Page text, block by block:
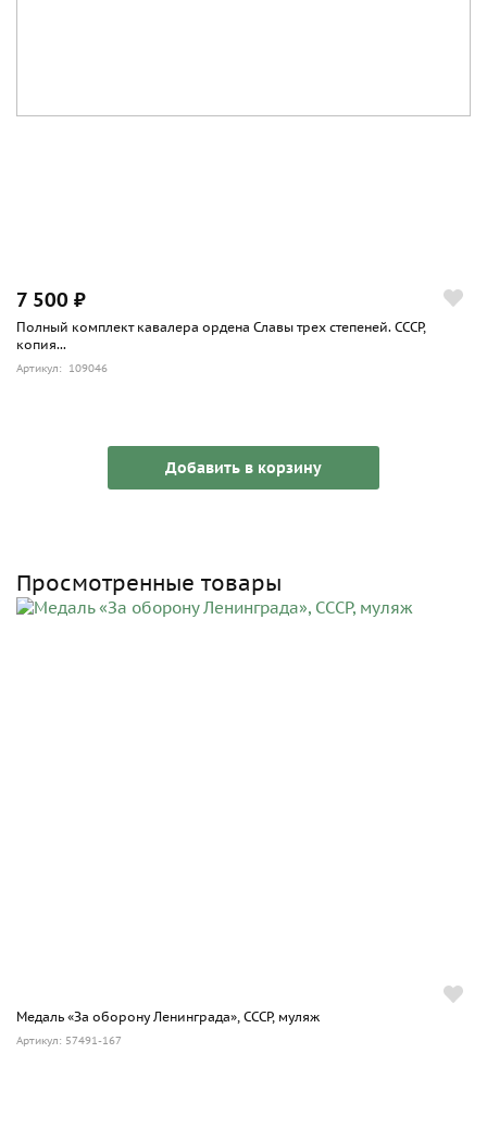
7 500 ₽
Полный комплект кавалера ордена Славы трех степеней. СССР,
копия...
Артикул: 109046
Добавить в корзину
Просмотренные товары
Медаль «За оборону Ленинграда», СССР, муляж
Артикул: 57491-167